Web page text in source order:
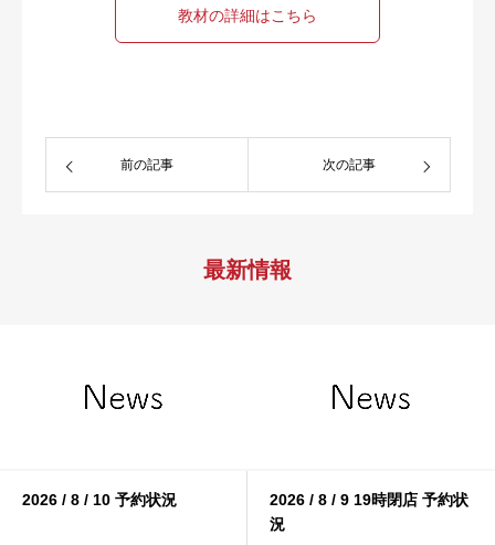
教材の詳細はこちら
前の記事 次の記事
最新情報
2026 / 8 / 10 予約状況
2026 / 8 / 9 19時閉店 予約状
況